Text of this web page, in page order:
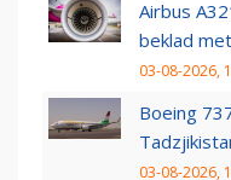
Airbus
beklad
03-08-2026,
Boeing
03-08-2026,